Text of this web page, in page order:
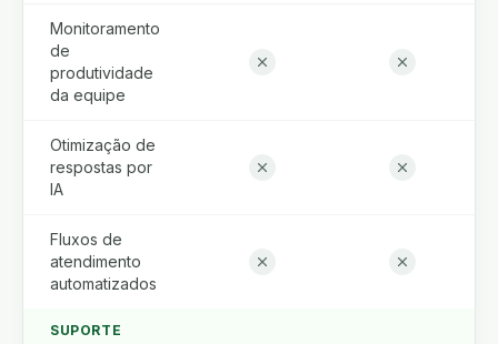
Monitoramento
de
produtividade
da equipe
Otimização de
respostas por
IA
Fluxos de
atendimento
automatizados
SUPORTE